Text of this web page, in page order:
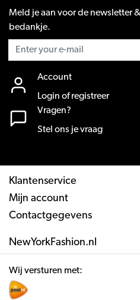
Meld je aan voor de newsletter
bedankje.
Account
Login of registreer
Vragen?
Stel ons je vraag
Klantenservice
Mijn account
Contactgegevens
NewYorkFashion.nl
Wij versturen met: